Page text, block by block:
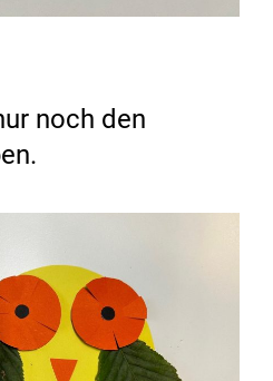
noch den